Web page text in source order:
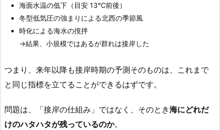
海面水温の低下（目安 13℃前後）
冬型低気圧の強まりによる北西の季節風
時化による海水の撹拌
→結果、小規模ではあるが群れは接岸した
つまり、来年以降も接岸時期の予測そのものは、これまで
と同じ指標を立てることができるはずです。
問題は、「接岸の仕組み」ではなく、そのとき海にどれだ
けのハタハタが残っているのか。